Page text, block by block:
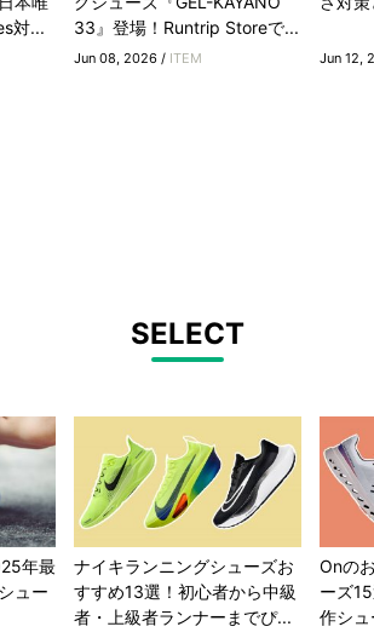
対...
33』登場！Runtrip Storeで...
Jun 08, 2026 / ITEM Jun 12,
SELECT
年最
ュー
ナイキランニングシューズお
すすめ13選！初心者から中級
者・上級者ランナーまでぴ...
Onの
ーズ
作シ